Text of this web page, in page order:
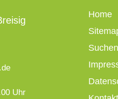
Uhr
Home
Suchen